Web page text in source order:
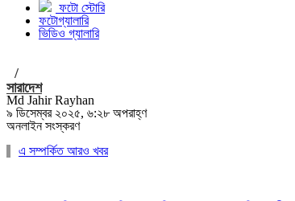
ফটো স্টোরি
ফটোগ্যালারি
ভিডিও গ্যালারি
/
সারাদেশ
Md Jahir Rayhan
৯ ডিসেম্বর ২০২৫, ৬:২৮ অপরাহ্ণ
অনলাইন সংস্করণ
এ সম্পর্কিত আরও খবর